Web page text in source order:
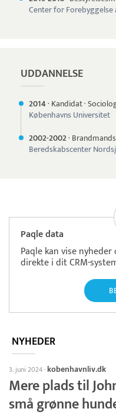
Center for Forebyggelse
UDDANNELSE
2014· Kandidat·
Københavns Universitet
2002-2002·
Beredskabscenter
Paqle data
Paqle kan vise
direkte i dit CRM-
NYHEDER
3. juni 2024· kobenhavnliv.dk
Mere plads til
små grønne